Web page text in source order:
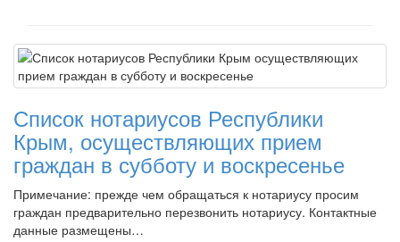
Список нотариусов Республики
Крым, осуществляющих прием
граждан в субботу и воскресенье
Примечание: прежде чем обращаться к нотариусу просим
граждан предварительно перезвонить нотариусу. Контактные
данные размещены…